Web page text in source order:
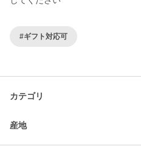
#ギフト対応可
カテゴリ
産地